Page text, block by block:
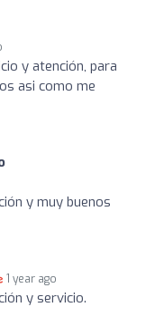
y atención, para
asi como me
y muy buenos
1 year ago
y servicio.